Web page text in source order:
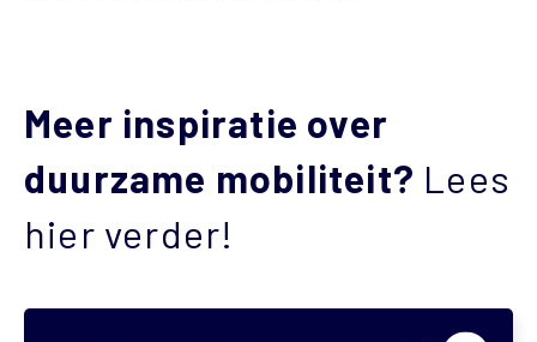
Meer inspiratie over
duurzame mobiliteit? Lees
hier verder!